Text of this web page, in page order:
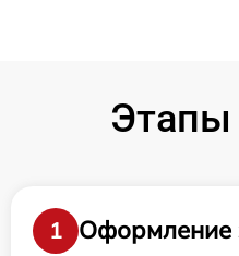
Этапы
1
Оформление